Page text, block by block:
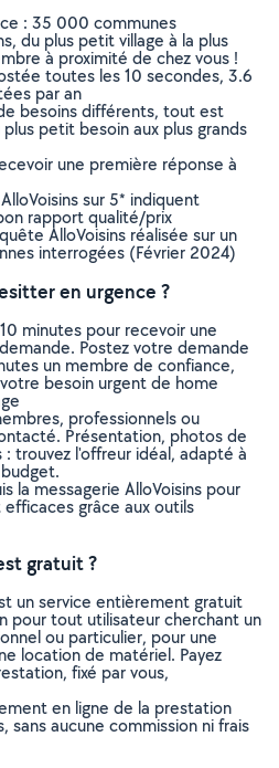
: 35 000 communes
du plus petit village à la plus
à proximité de chez vous !
toutes les 10 secondes, 3.6
par an
besoins différents, tout est
petit besoin aux plus grands
une première réponse à
sur 5* indiquent
rapport qualité/prix
AlloVoisins réalisée sur un
interrogées (Février 2024)
en urgence ?
minutes pour recevoir une
Postez votre demande
un membre de confiance,
besoin urgent de home
professionnels ou
Présentation, photos de
trouvez l'offreur idéal, adapté à
la messagerie AlloVoisins pour
grâce aux outils
gratuit ?
un service entièrement gratuit
pour tout utilisateur cherchant un
ou particulier, pour une
location de matériel. Payez
fixé par vous,
en ligne de la prestation
sans aucune commission ni frais